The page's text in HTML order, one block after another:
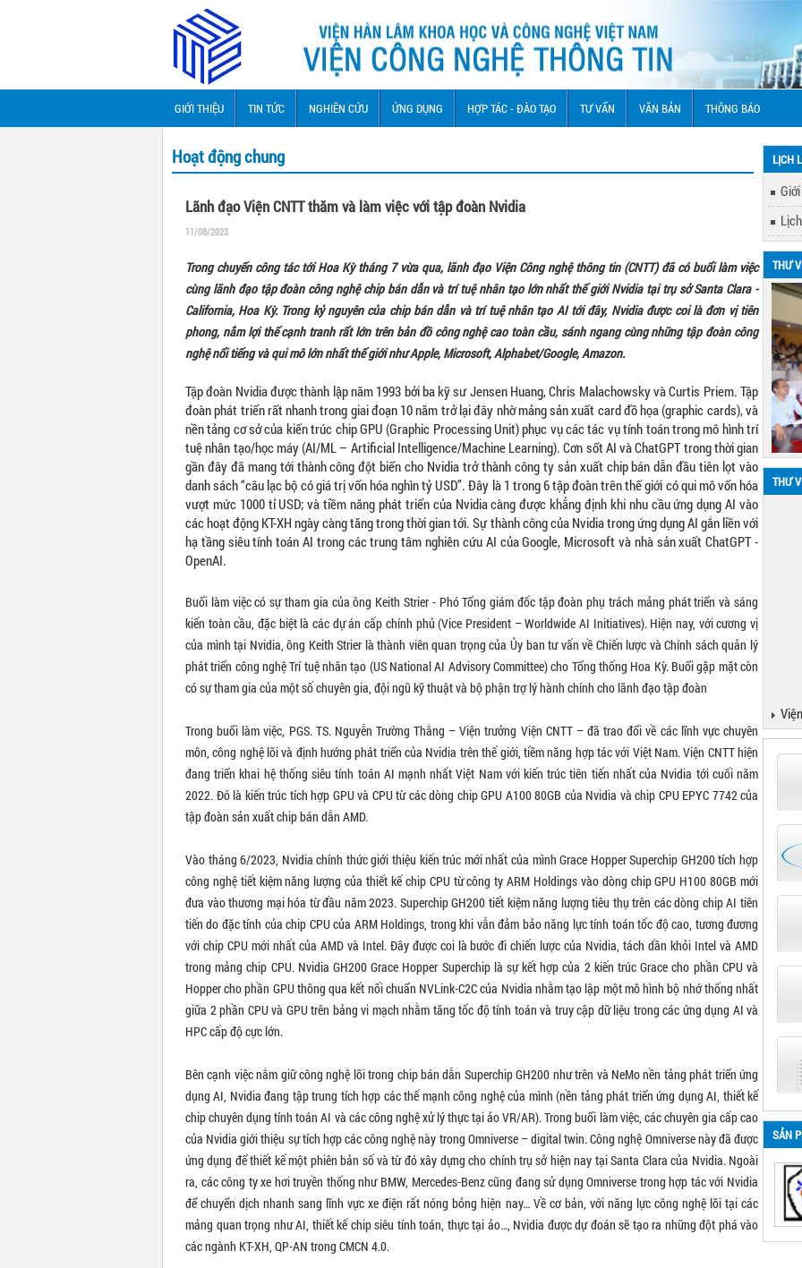
GIỚI THIỆU TIN TỨC NGHIÊN CỨU ỨNG DỤNG HỢP TÁC - ĐÀO TẠO TƯ VẤN VĂN BẢN THÔNG BÁO
LỊCH
THƯ
THƯ
SẢN
Hoạt động chung
Lãnh đạo Viện CNTT thăm và làm việc với tập đoàn Nvidia
11/08/2023
Trongchuyến công tác tới Hoa Kỳ tháng 7 vừa qua, lãnh đạo Viện Công nghệ thông tin (CNTT) đã có buổi làm việc
cùnglãnh đạo tập đoàncông nghệ chip bán dẫn và trí tuệ nhân tạo lớn nhất thế giới Nvidia tại trụ sở Santa Clara -
California, Hoa Kỳ. Trong kỷ nguyên của chip bán dẫn và trí tuệ nhân tạo AI tới đây, Nvidia được coi là đơn vị tiên
phong, nắm lợi thế cạnh tranh rất lớn trên bản đồ công nghệ cao toàn cầu, sánh ngang cùng những tập đoàn công
nghệ nổi tiếngvà qui mô lớn nhất thế giới như Apple, Microsoft,Alphabet/Google, Amazon.
Tập đoàn Nvidia được thành lập năm 1993 bởi ba kỹ sư Jensen Huang, Chris Malachowsky và Curtis Priem. Tập
đoàn phát triển rất nhanh trong giai đoạn 10 năm trở lại đây nhờ mảng sản xuất card đồ họa (graphic cards), và
nền tảng cơ sở của kiến trúc chip GPU (Graphic Processing Unit) phục vụ các tác vụ tính toán trong mô hình trí
tuệ nhân tạo/học máy (AI/ML – Artificial Intelligence/Machine Learning). Cơn sốt AI và ChatGPT trong thời gian
gần đây đã mang tới thành công đột biến cho Nvidia trở thành công ty sản xuất chip bán dẫn đầu tiên lọt vào
danh sách “câu lạc bộ có giá trị vốn hóa nghìn tỷ USD”. Đây là 1 trong 6 tập đoàn trên thế giới có qui mô vốn hóa
vượt mức 1000 tỉ USD; và tiềm năng phát triển của Nvidia càng được khẳng định khi nhu cầu ứng dụng AI vào
các hoạt động KT-XH ngày càng tăng trong thời gian tới. Sự thành công của Nvidia trong ứng dụng AI gắn liền với
hạ tầng siêu tính toán AI trong các trung tâm nghiên cứu AI của Google, Microsoft và nhà sản xuất ChatGPT -
OpenAI.
Buổi làm việc có sự tham gia của ông Keith Strier - Phó Tổng giám đốc tập đoàn phụ trách mảng phát triển và sáng
kiến toàn cầu, đặc biệt là các dự án cấp chính phủ (Vice President – Worldwide AI Initiatives). Hiện nay, với cương vị
của mình tại Nvidia, ông Keith Strier là thành viên quan trọng của Ủy ban tư vấn về Chiến lược và Chính sách quản lý
phát triển công nghệ Trí tuệ nhân tạo (US National AI Advisory Committee) cho Tổng thống Hoa Kỳ. Buổi gặp mặt còn
có sự tham gia của một số chuyên gia, đội ngũ kỹ thuật và bộ phận trợ lý hành chính cho lãnh đạo tập đoàn
Trong buổi làm việc, PGS. TS. Nguyễn Trường Thắng – Viện trưởng Viện CNTT – đã trao đổi về các lĩnh vực chuyên
môn, công nghệ lõi và định hướng phát triển của Nvidia trên thế giới, tiềm năng hợp tác với Việt Nam. Viện CNTT hiện
đang triển khai hệ thống siêu tính toán AI mạnh nhất Việt Nam với kiến trúc tiên tiến nhất của Nvidia tới cuối năm
2022. Đó là kiến trúc tích hợp GPU và CPU từ các dòng chip GPU A100 80GB của Nvidia và chip CPU EPYC 7742 của
tập đoàn sản xuất chip bán dẫn AMD.
Vào tháng 6/2023, Nvidia chính thức giới thiệu kiến trúc mới nhất của mình Grace Hopper Superchip GH200 tích hợp
công nghệ tiết kiệm năng lượng của thiết kế chip CPU từ công ty ARM Holdings vào dòng chip GPU H100 80GB mới
đưa vào thương mại hóa từ đầu năm 2023. Superchip GH200 tiết kiệm năng lượng tiêu thụ trên các dòng chip AI tiên
tiến do đặc tính của chip CPU của ARM Holdings, trong khi vẫn đảm bảo năng lực tính toán tốc độ cao, tương đương
với chip CPU mới nhất của AMD và Intel. Đây được coi là bước đi chiến lược của Nvidia, tách dần khỏi Intel và AMD
trong mảng chip CPU. Nvidia GH200 Grace Hopper Superchip là sự kết hợp của 2 kiến trúc Grace cho phần CPU và
Hopper cho phần GPU thông qua kết nối chuẩn NVLink-C2C của Nvidia nhằm tạo lập một mô hình bộ nhớ thống nhất
giữa 2 phần CPU và GPU trên bảng vi mạch nhằm tăng tốc độ tính toán và truy cập dữ liệu trong các ứng dụng AI và
HPC cấp độ cực lớn.
Bên cạnh việc nắm giữ công nghệ lõi trong chip bán dẫn Superchip GH200 như trên và NeMo nền tảng phát triển ứng
dụng AI, Nvidia đang tập trung tích hợp các thế mạnh công nghệ của mình (nền tảng phát triển ứng dụng AI, thiết kế
chip chuyên dụng tính toán AI và các công nghệ xử lý thực tại ảo VR/AR). Trong buổi làm việc, các chuyên gia cấp cao
của Nvidia giới thiệu sự tích hợp các công nghệ này trong Omniverse – digital twin. Công nghệ Omniverse này đã được
ứng dụng để thiết kế một phiên bản số và từ đó xây dựng cho chính trụ sở hiện nay tại Santa Clara của Nvidia. Ngoài
ra, các công ty xe hơi truyền thống như BMW, Mercedes-Benz cũng đang sử dụng Omniverse trong hợp tác với Nvidia
để chuyển dịch nhanh sang lĩnh vực xe điện rất nóng bỏng hiện nay… Về cơ bản, với năng lực công nghệ lõi tại các
mảng quan trọng như AI, thiết kế chip siêu tính toán, thực tại ảo…, Nvidia được dự đoán sẽ tạo ra những đột phá vào
các ngành KT-XH, QP-AN trong CMCN 4.0.